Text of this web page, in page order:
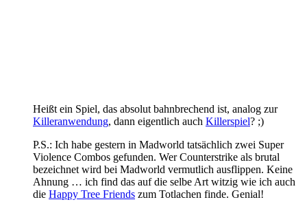
Heißt ein Spiel, das absolut bahnbrechend ist, analog zur
Killeranwendung, dann eigentlich auch Killerspiel? ;)
P.S.: Ich habe gestern in Madworld tatsächlich zwei Super
Violence Combos gefunden. Wer Counterstrike als brutal
bezeichnet wird bei Madworld vermutlich ausflippen. Keine
Ahnung … ich find das auf die selbe Art witzig wie ich auch
die Happy Tree Friends zum Totlachen finde. Genial!